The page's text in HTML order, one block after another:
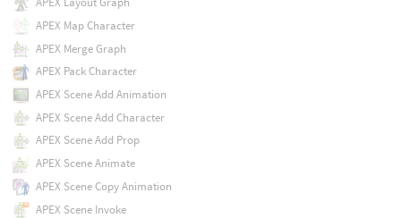
APEX Map Character
APEX Merge Graph
APEX Pack Character
APEX Scene Add Animation
APEX Scene Add Character
APEX Scene Add Prop
APEX Scene Animate
APEX Scene Copy Animation
APEX Scene Invoke